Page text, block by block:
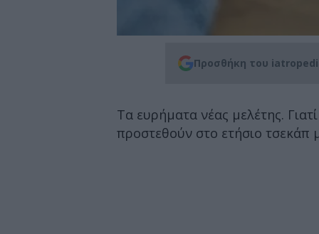
Προσθήκη του
Τα ευρήματα νέας μελέτης.
προστεθούν στο ετήσιο τσεκάπ